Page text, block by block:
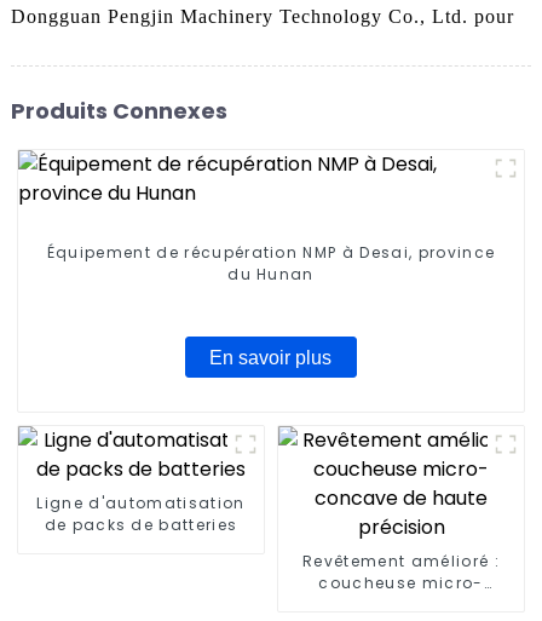
Dongguan Pengjin Machinery Technology Co., Ltd. pour
Produits Connexes
Équipement de récupération NMP à Desai, province
du Hunan
En savoir plus
Ligne d'automatisation
de packs de batteries
Revêtement amélioré :
coucheuse micro-